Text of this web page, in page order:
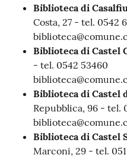
Biblioteca di
Costa, 27 - tel. 0542
Biblioteca di Castel
- tel. 0542 53460
Biblioteca di Castel
Repubblica, 96 - tel.
Biblioteca di Castel
Marconi, 29 - tel.